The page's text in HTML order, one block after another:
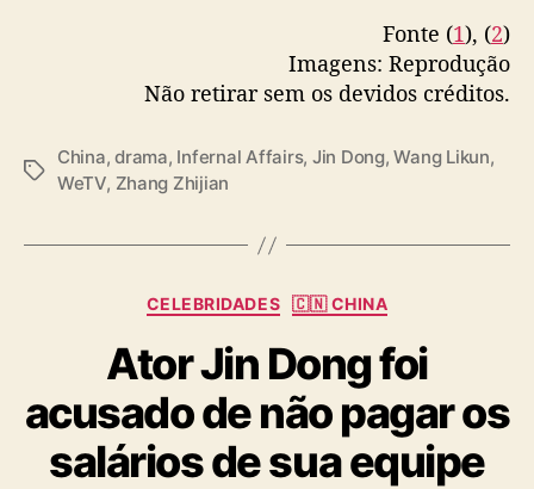
a
d
e
Fonte (1), (2)
Imagens: Reprodução
Não retirar sem os devidos créditos.
T
s
China,drama, Infernal Affairs, Jin Dong,Wang Likun,
WeTV, Zhang Zhijian
C
t
e
g
o
r
CELEBRIDADES 🇨🇳 CHINA
Ator Jin Dong foi
acusado de não pagar os
salários de sua equipe